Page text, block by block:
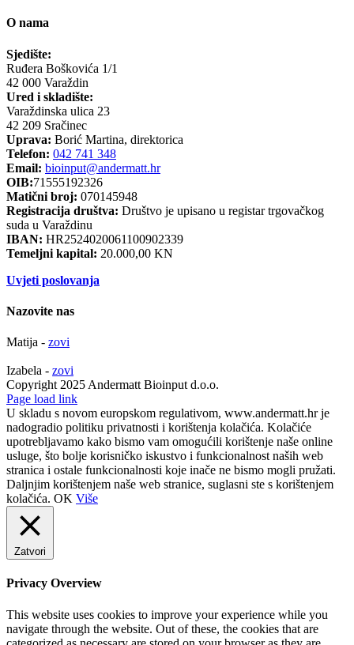
O nama
Sjedište:
Ruđera Boškovića 1/1
42 000 Varaždin
Ured i skladište:
Varaždinska ulica 23
42 209 Sračinec
Uprava: Borić Martina, direktorica
Telefon: 042 741 348
Email: bioinput@andermatt.hr
OIB:71555192326
Matični broj: 070145948
Registracija društva: Društvo je upisano u registar trgovačkog
suda u Varaždinu
IBAN: HR2524020061100902339
Temeljni kapital: 20.000,00 KN
Uvjeti poslovanja
Nazovite nas
Matija - zovi
Izabela - zovi
Copyright 2025 Andermatt Bioinput d.o.o.
Facebook
Page load link
U skladu s novom europskom regulativom, www.andermatt.hr je
nadogradio politiku privatnosti i korištenja kolačića. Kolačiće
upotrebljavamo kako bismo vam omogućili korištenje naše online
usluge, što bolje korisničko iskustvo i funkcionalnost naših web
stranica i ostale funkcionalnosti koje inače ne bismo mogli pružati.
Daljnjim korištenjem naše web stranice, suglasni ste s korištenjem
kolačića. OK Više
Zatvori
Privacy Overview
This website uses cookies to improve your experience while you
navigate through the website. Out of these, the cookies that are